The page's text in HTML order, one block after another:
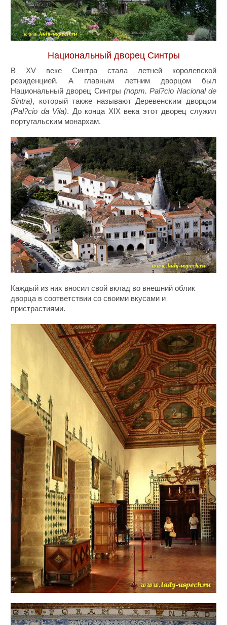
Национальный дворец Синтры
В XV веке Синтра стала летней королевской
резиденцией. А главным летним дворцом был
Национальный дворец Синтры (порт. Pal?cio Nacional de
Sintra), который также называют Деревенским дворцом
(Pal?cio da Vila). До конца XIX века этот дворец служил
португальским монархам.
Каждый из них вносил свой вклад во внешний облик
дворца в соответствии со своими вкусами и
пристрастиями.